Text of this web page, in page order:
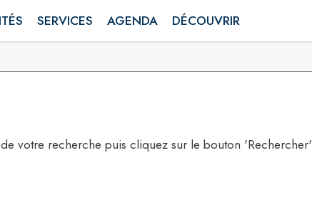
SERVICES AGENDA
DÉCOUVRIR
de votre recherche puis cliquez sur le bouton 'Rechercher'